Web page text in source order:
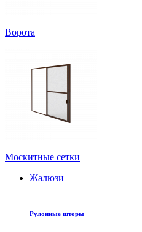
Ворота
Москитные сетки
Жалюзи
Рулонные шторы